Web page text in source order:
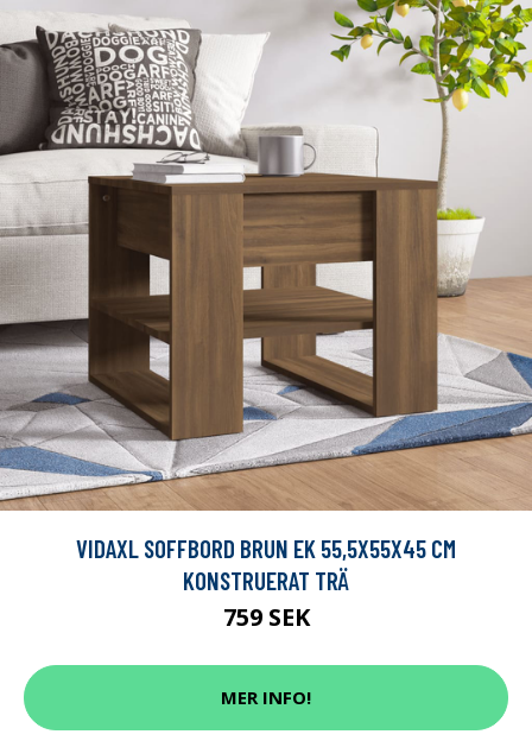
VIDAXL SOFFBORD BRUN EK 55,5X55X45 CM
KONSTRUERAT TRÄ
759 SEK
MER INFO!